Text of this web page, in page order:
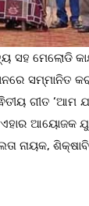
ମେଲୋଡି
ସମ୍ମାନିତ
ଗୀତ
ଆୟୋଜକ